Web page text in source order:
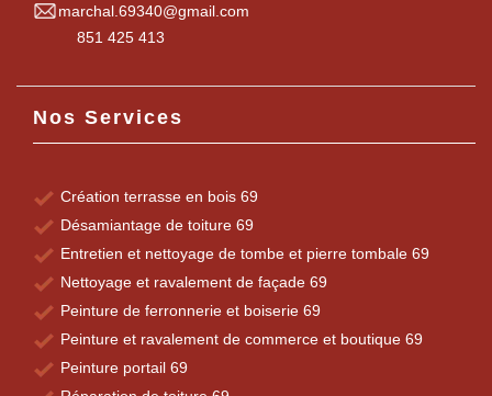
marchal.69340@gmail.com
851 425 413
Nos Services
Création terrasse en bois 69
Désamiantage de toiture 69
Entretien et nettoyage de tombe et pierre tombale 69
Nettoyage et ravalement de façade 69
Peinture de ferronnerie et boiserie 69
Peinture et ravalement de commerce et boutique 69
Peinture portail 69